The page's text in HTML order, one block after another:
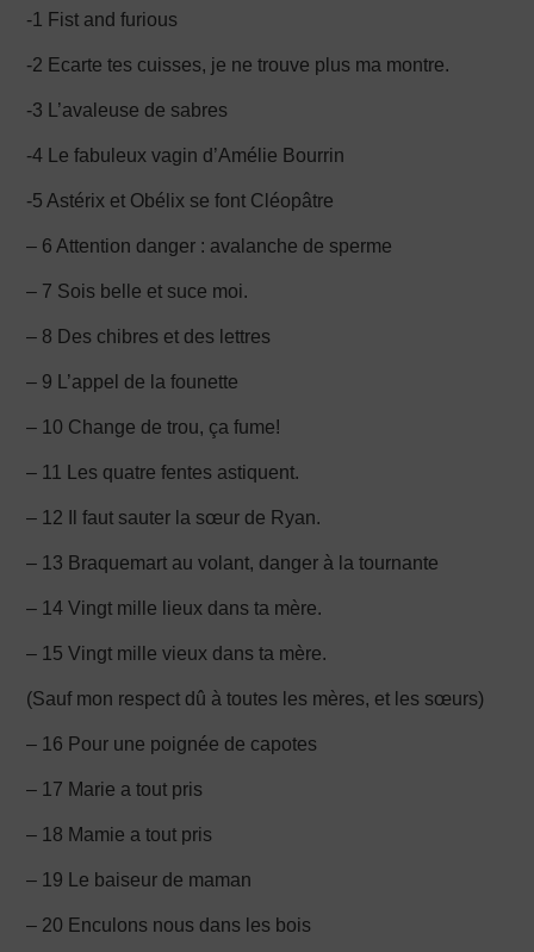
-1 Fist and furious
-2 Ecarte tes cuisses, je ne trouve plus ma montre.
-3 L’avaleuse de sabres
-4 Le fabuleux vagin d’Amélie Bourrin
-5 Astérix et Obélix se font Cléopâtre
– 6 Attention danger : avalanche de sperme
– 7 Sois belle et suce moi.
– 8 Des chibres et des lettres
– 9 L’appel de la founette
– 10 Change de trou, ça fume!
– 11 Les quatre fentes astiquent.
– 12 Il faut sauter la sœur de Ryan.
– 13 Braquemart au volant, danger à la tournante
– 14 Vingt mille lieux dans ta mère.
– 15 Vingt mille vieux dans ta mère.
(Sauf mon respect dû à toutes les mères, et les sœurs)
– 16 Pour une poignée de capotes
– 17 Marie a tout pris
– 18 Mamie a tout pris
– 19 Le baiseur de maman
– 20 Enculons nous dans les bois